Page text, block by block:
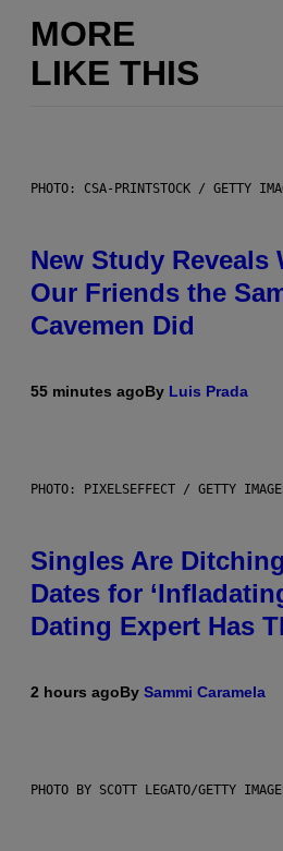
MORE
LIKE THIS
PHOTO: CSA-PRINTSTOCK / GETTY
New Study Reveals
Our Friends the
Cavemen Did
55 minutes agoBy Luis Prada
PHOTO: PIXELSEFFECT / GETTY
Singles Are
Dates for
Dating Expert Has
2 hours agoBy Sammi Caramela
PHOTO BY SCOTT LEGATO/GETTY